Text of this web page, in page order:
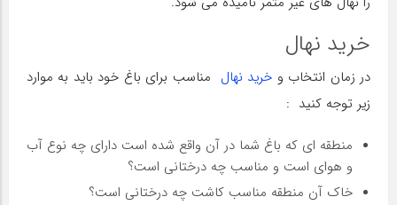
خرید نهال
در زمان انتخاب و خرید نهال مناسب برای باغ خود باید به موارد
زیر توجه کنید :
منطقه ای که باغ شما در آن واقع شده است دارای چه نوع آب
و هوای است و مناسب چه درختانی است؟
خاک آن منطقه مناسب کاشت چه درختانی است؟